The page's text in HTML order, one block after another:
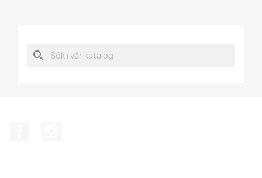
search